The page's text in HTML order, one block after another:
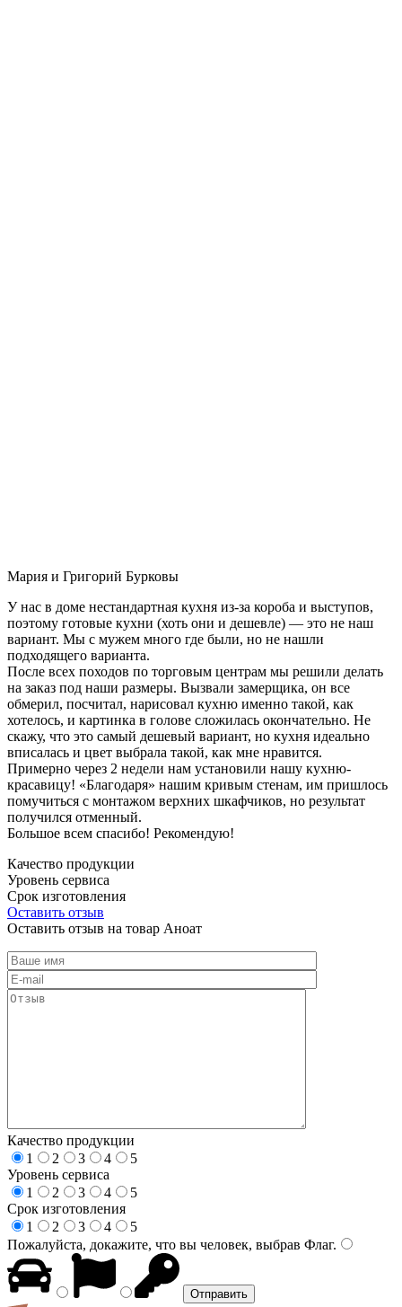
Мария и Григорий Бурковы
У нас в доме нестандартная кухня из-за короба и выступов,
поэтому готовые кухни (хоть они и дешевле) — это не наш
вариант. Мы с мужем много где были, но не нашли
подходящего варианта.
После всех походов по торговым центрам мы решили делать
на заказ под наши размеры. Вызвали замерщика, он все
обмерил, посчитал, нарисовал кухню именно такой, как
хотелось, и картинка в голове сложилась окончательно. Не
скажу, что это самый дешевый вариант, но кухня идеально
вписалась и цвет выбрала такой, как мне нравится.
Примерно через 2 недели нам установили нашу кухню-
красавицу! «Благодаря» нашим кривым стенам, им пришлось
помучиться с монтажом верхних шкафчиков, но результат
получился отменный.
Большое всем спасибо! Рекомендую!
Качество продукции
Уровень сервиса
Срок изготовления
Оставить отзыв
Оставить отзыв на товар Аноат
Качество продукции
1
2 3 4
5
Уровень сервиса
1
2 3 4
5
Срок изготовления
1
2 3 4
5
Пожалуйста, докажите, что вы человек, выбрав Флаг.